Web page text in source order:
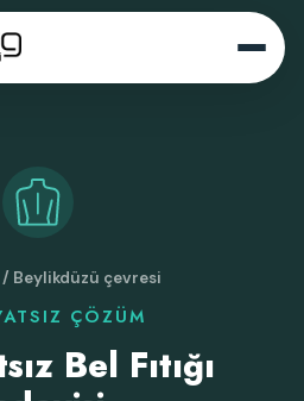
Beylikdüzü çevresi
ÇÖZÜM
Bel Fıtığı